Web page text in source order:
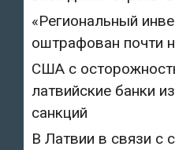
«Региональный
оштрафован почти
США с
латвийские банки
санкций
В Латвии в связи с